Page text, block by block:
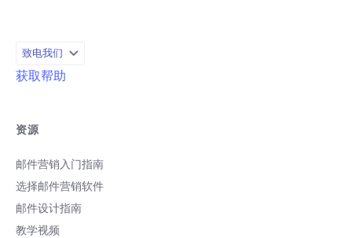
致电我们
获取帮助
资源
邮件营销入门指南
选择邮件营销软件
邮件设计指南
教学视频